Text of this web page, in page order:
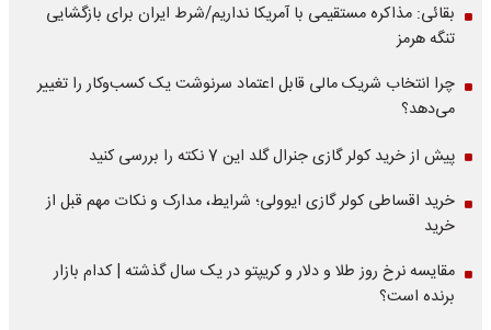
بقائی: مذاکره مستقیمی با آمریکا نداریم/شرط ایران برای بازگشایی
تنگه هرمز
چرا انتخاب شریک مالی قابل اعتماد سرنوشت یک کسب‌وکار را تغییر
می‌دهد؟
پیش از خرید کولر گازی جنرال گلد این 7 نکته را بررسی کنید
خرید اقساطی کولر گازی ایوولی؛ شرایط، مدارک و نکات مهم قبل از
خرید
مقایسه نرخ روز طلا و دلار و کریپتو در یک سال گذشته | کدام بازار
برنده است؟